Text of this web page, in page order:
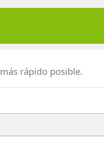
rápido posible.